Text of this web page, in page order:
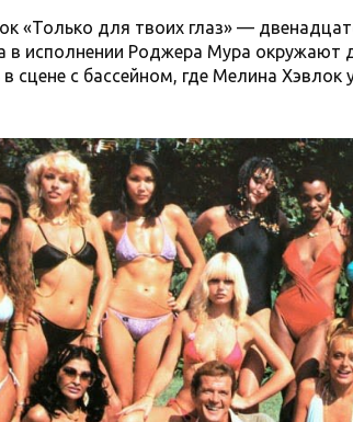
«Только для твоих глаз» —
в исполнении Роджера Мура окружают
сцене с бассейном, где Мелина Хэвлок